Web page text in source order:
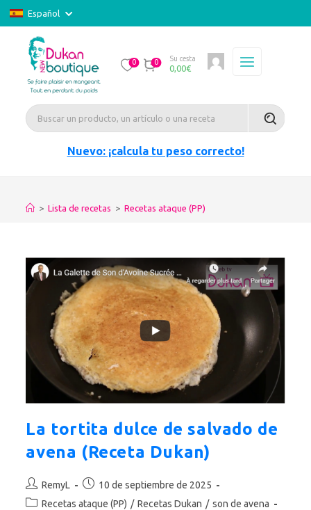
Español
0 0 Su cesta
0,00€
Nuevo: ¡calcula tu peso correcto!
> Lista de recetas > Recetas ataque (PP)
La tortita dulce de salvado de
avena (Receta Dukan)
Autor
de
RemyL
Publicación
de
10 de septiembre de 2025
Categoría
Recetas ataque (PP) / Recetas Dukan / son de avena